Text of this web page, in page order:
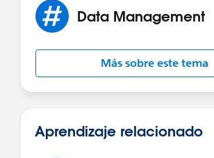
Data Management
Más sobre este tema
Aprendizaje relacionado